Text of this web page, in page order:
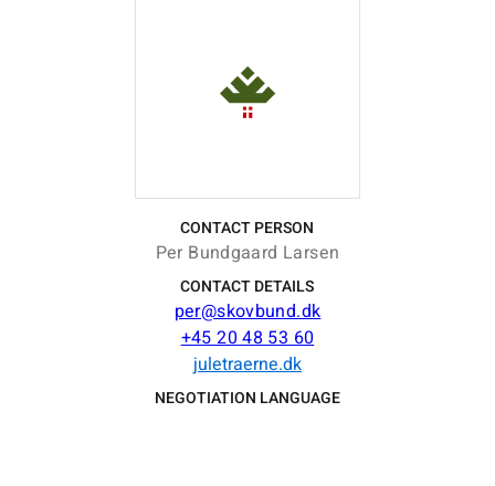
CONTACT PERSON
Per Bundgaard Larsen
CONTACT DETAILS
per@skovbund.dk
+45 20 48 53 60
juletraerne.dk
NEGOTIATION LANGUAGE